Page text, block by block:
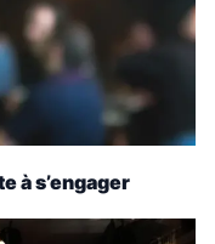
à s’engager